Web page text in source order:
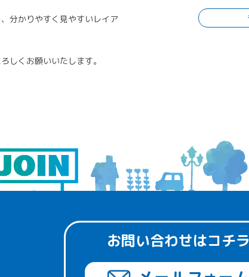
分かりやすく見やすいレイア
しくお願いいたします。
お問い合わせはコチラ